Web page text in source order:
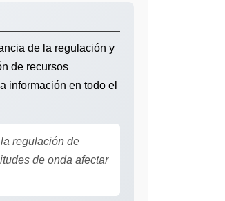
de la regulación y
de recursos
información en todo el
regulación de
de onda afectar